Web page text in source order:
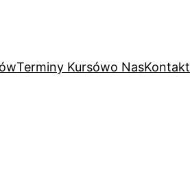
Terminy Kursówo NasKontakt